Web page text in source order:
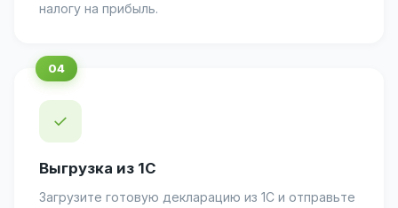
налогу на прибыль.
✓
Выгрузка из 1С
Загрузите готовую декларацию из 1С и отправьте